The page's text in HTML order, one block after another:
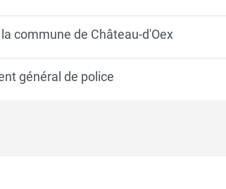
commune de Château-d'Oex
général de police